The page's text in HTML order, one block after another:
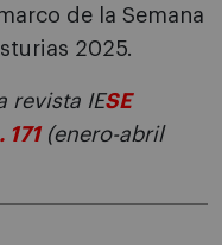
de la Semana
2025.
revista IESE
(enero-abril